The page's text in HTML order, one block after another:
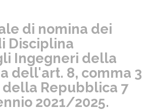
di nomina dei
Disciplina
Ingegneri della
dell'art. 8, comma 3
Repubblica 7
2021/2025.